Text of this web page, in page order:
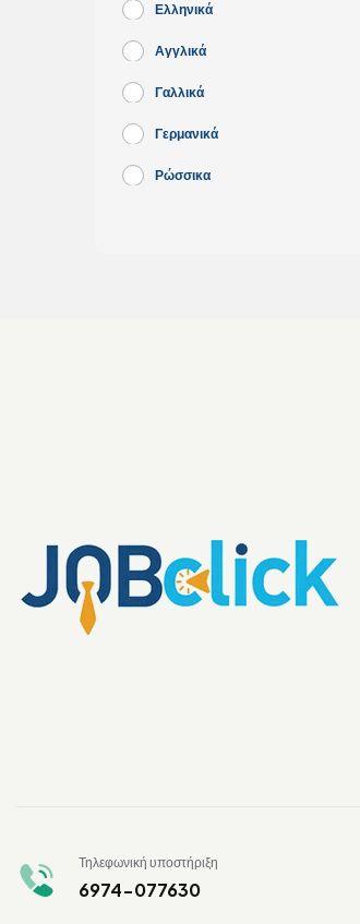
Ελληνικά
Αγγλικά
Γαλλικά
Γερμανικά
Ρώσσικα
Τηλεφωνική υποστήριξη
6974-077630